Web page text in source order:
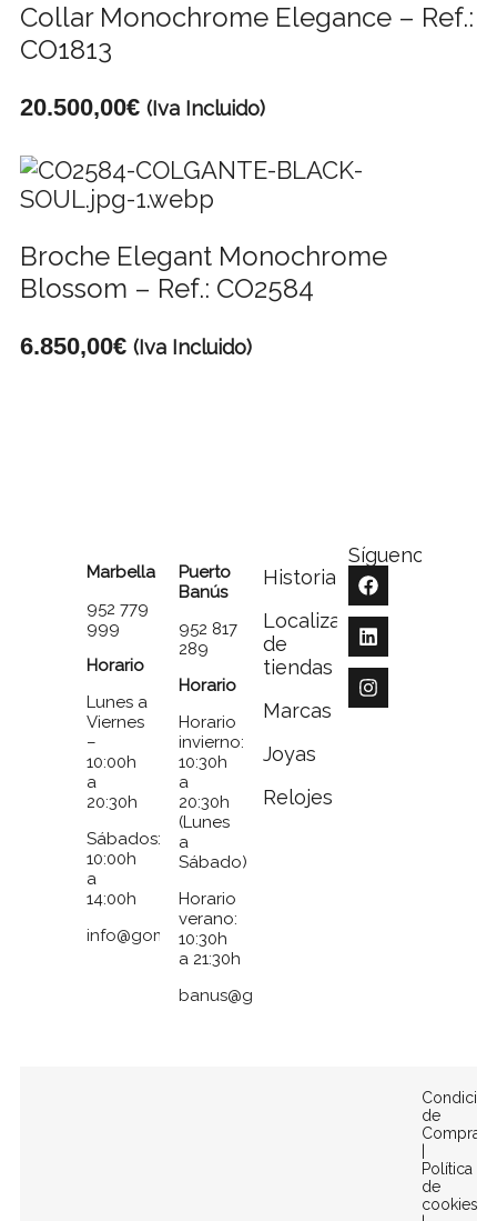
Collar Monochrome Elegance – Ref.:
CO1813
20.500,00€ (Iva Incluido)
Broche Elegant Monochrome
Blossom – Ref.: CO2584
6.850,00€ (Iva Incluido)
Marbella
952 779
999
Horario
Lunes a
Viernes
–
10:00h
a
20:30h
Sábados:
10:00h
a
14:00h
info@gomezymolina.com
Puerto
Banús
952 817
289
Horario
Horario
invierno:
10:30h
a
20:30h
(Lunes
a
Sábado)
Horario
verano:
10:30h
a 21:30h
banus@gomezymolina.com
Historia
Localizador
de
tiendas
Marcas
Joyas
Relojes
Síguenos
de
Compra
|
Política
de
cookies